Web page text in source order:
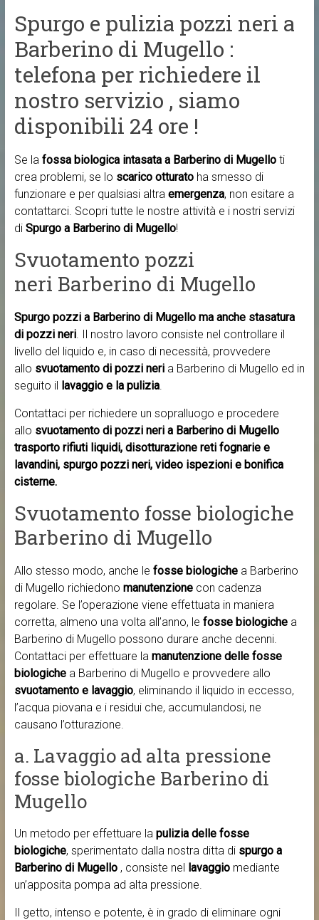
Spurgo e pulizia pozzi neri a
Barberino di Mugello :
telefona per richiedere il
nostro servizio , siamo
disponibili 24 ore !
Se la fossa biologica intasata a Barberino di Mugelloti
crea problemi, se lo scarico otturatoha smesso di
funzionare e per qualsiasi altra emergenza, non esitare a
contattarci. Scopri tutte le nostre attività e i nostri servizi
di Spurgo a Barberino di Mugello!
Svuotamento pozzi
neri Barberino di Mugello
Spurgo pozzi a Barberino di Mugello ma anche stasatura
di pozzi neri. Il nostro lavoro consiste nel controllare il
livello del liquido e, in caso di necessità, provvedere
allo svuotamento di pozzi neria Barberino di Mugello ed in
seguito il lavaggio e la pulizia.
Contattaci per richiedere un sopralluogo e procedere
allo svuotamento di pozzi neri a Barberino di Mugello
trasporto rifiuti liquidi, disotturazione reti fognarie e
lavandini, spurgo pozzi neri, video ispezioni e bonifica
cisterne.
Svuotamento fosse biologiche
Barberino di Mugello
Allo stesso modo, anche le fosse biologichea Barberino
di Mugello richiedono manutenzionecon cadenza
regolare. Se l’operazione viene effettuata in maniera
corretta, almeno una volta all’anno, le fosse biologichea
Barberino di Mugello possono durare anche decenni.
Contattaci per effettuare la manutenzione delle fosse
biologichea Barberino di Mugello e provvedere allo
svuotamento e lavaggio, eliminando il liquido in eccesso,
l’acqua piovana e i residui che, accumulandosi, ne
causano l’otturazione.
a. Lavaggio ad alta pressione
fosse biologiche Barberino di
Mugello
Un metodo per effettuare la pulizia delle fosse
biologiche, sperimentato dalla nostra ditta di spurgo a
Barberino di Mugello , consiste nel lavaggiomediante
un’apposita pompa ad alta pressione.
Il getto, intenso e potente, è in grado di eliminare ogni